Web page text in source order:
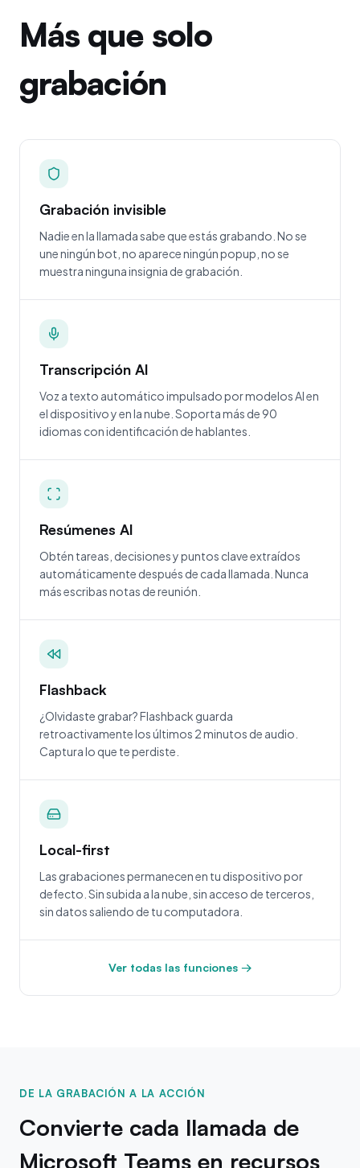
Más que solo
grabación
Grabación invisible
Nadie en la llamada sabe que estás grabando. No se
une ningún bot, no aparece ningún popup, no se
muestra ninguna insignia de grabación.
Transcripción AI
Voz a texto automático impulsado por modelos AI en
el dispositivo y en la nube. Soporta más de 90
idiomas con identificación de hablantes.
Resúmenes AI
Obtén tareas, decisiones y puntos clave extraídos
automáticamente después de cada llamada. Nunca
más escribas notas de reunión.
Flashback
¿Olvidaste grabar? Flashback guarda
retroactivamente los últimos 2 minutos de audio.
Captura lo que te perdiste.
Local-first
Las grabaciones permanecen en tu dispositivo por
defecto. Sin subida a la nube, sin acceso de terceros,
sin datos saliendo de tu computadora.
Ver todas las funciones →
DE LA GRABACIÓN A LA ACCIÓN
Convierte cada llamada de
Microsoft Teams en recursos